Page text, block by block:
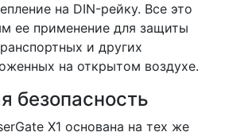
на DIN-рейку. Все это
ее применение для защиты
и других
на открытом воздухе.
безопасность
X1 основана на тех же